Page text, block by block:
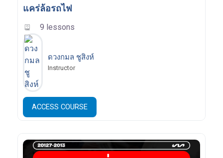
แคร่ล้อรถไฟ
9 lessons
ดวงกมล ชูสิงห์
Instructor
ACCESS COURSE